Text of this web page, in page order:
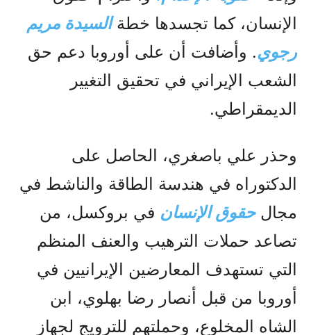
الإنسان، كما تجسدها خطةالسيدة مریم
رجوي. وأضافت أن على أوروبا دعم حق
الشعب الإيراني في تحقيق التغيير
الديمقراطي.
وحذر علي باصغري، الحاصل على
الدكتوراه في هندسة الطاقة والناشط في
مجالحقوق الإنسان في بروكسل، من
تصاعد حملات الترهيب والعنف المنظم
التي تستهدف المعارضين الإيرانيين في
أوروبا من قبل أنصار رضا بهلوي، ابن
الشاه المخلوع، وحملتهم للترويج لجهاز